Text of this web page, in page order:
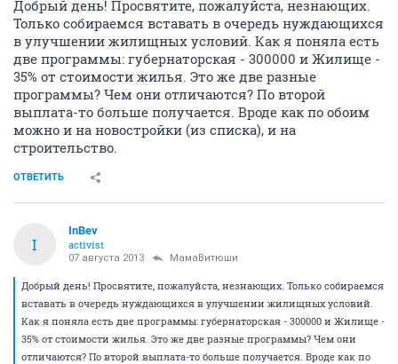
Добрый день! Просвятите, пожалуйста, незнающих.
Только собираемся вставать в очередь нуждающихся
в улучшении жилищных условий. Как я поняла есть
две программы: губернаторская - 300000 и Жилище -
35% от стоимости жилья. Это же две разные
программы? Чем они отличаются? По второй
выплата-то больше получается. Вроде как по обоим
можно и на новостройки (из списка), и на
строительство.
ОТВЕТИТЬ
I
InBev
activist
07 августа 2013 МамаВитюши
Добрый день! Просвятите, пожалуйста, незнающих. Только собираемся
вставать в очередь нуждающихся в улучшении жилищных условий.
Как я поняла есть две программы: губернаторская - 300000 и Жилище -
35% от стоимости жилья. Это же две разные программы? Чем они
отличаются? По второй выплата-то больше получается. Вроде как по